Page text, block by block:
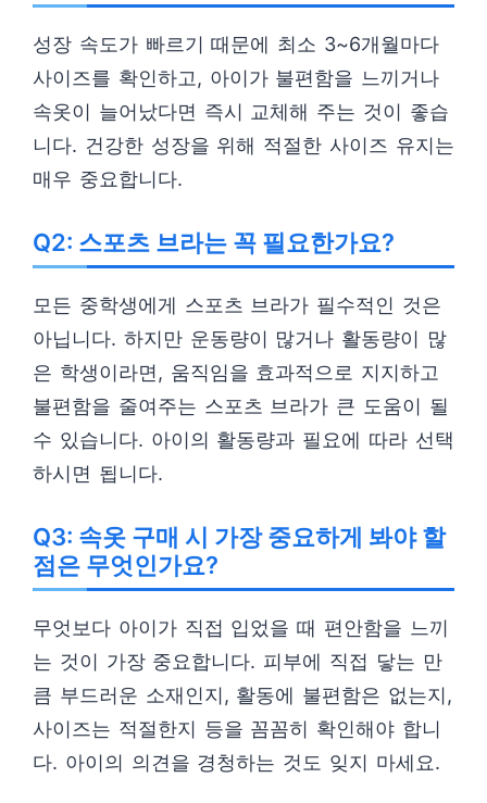
성장 속도가 빠르기 때문에 최소 3~6개월마다
사이즈를 확인하고, 아이가 불편함을 느끼거나
속옷이 늘어났다면 즉시 교체해 주는 것이 좋습
니다. 건강한 성장을 위해 적절한 사이즈 유지는
매우 중요합니다.
Q2: 스포츠 브라는 꼭 필요한가요?
모든 중학생에게 스포츠 브라가 필수적인 것은
아닙니다. 하지만 운동량이 많거나 활동량이 많
은 학생이라면, 움직임을 효과적으로 지지하고
불편함을 줄여주는 스포츠 브라가 큰 도움이 될
수 있습니다. 아이의 활동량과 필요에 따라 선택
하시면 됩니다.
Q3: 속옷 구매 시 가장 중요하게 봐야 할
점은 무엇인가요?
무엇보다 아이가 직접 입었을 때 편안함을 느끼
는 것이 가장 중요합니다. 피부에 직접 닿는 만
큼 부드러운 소재인지, 활동에 불편함은 없는지,
사이즈는 적절한지 등을 꼼꼼히 확인해야 합니
다. 아이의 의견을 경청하는 것도 잊지 마세요.